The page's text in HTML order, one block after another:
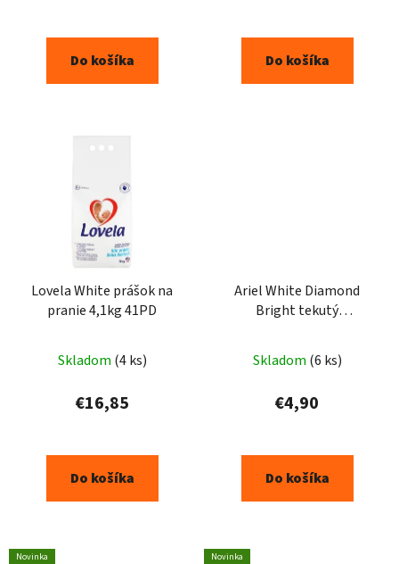
Do košíka Do košíka
Lovela White prášok na
pranie 4,1kg 41PD
Skladom (4 ks)
€16,85
Do košíka
Ariel White Diamond
Bright tekutý
950ml
Skladom (6 ks)
€4,90
Do košíka
Novinka Novinka